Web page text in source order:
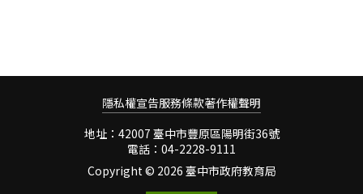
隱私權宣告服務條款著作權聲明
地址：42007 臺中市豐原區陽明街36號
電話：04-2228-9111
Copyright © 2026 臺中市政府教育局